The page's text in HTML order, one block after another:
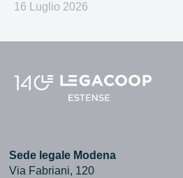
16 Luglio 2026
Sede legale Modena
Via Fabriani, 120